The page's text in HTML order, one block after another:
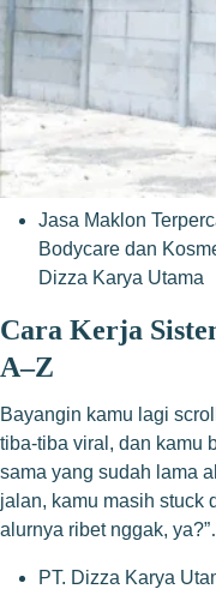
Jasa Maklon
Bodycare dan
Dizza Karya Utama
Cara Kerja
A–Z
Bayangin kamu lagi
tiba-tiba viral, dan kamu
sama yang sudah lama
jalan, kamu masih stuck
alurnya ribet nggak,
PT. Dizza Karya